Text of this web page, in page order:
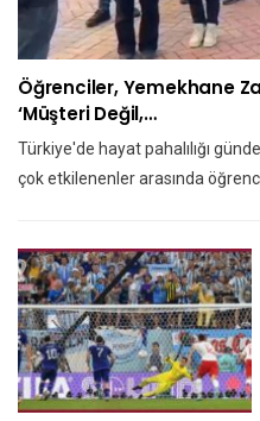
Öğrenciler, Yemekhane
‘Müşteri Değil,…
Türkiye'de hayat pahalılığı
çok etkilenenler arasında